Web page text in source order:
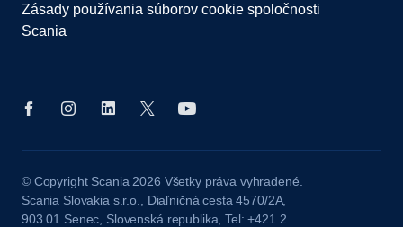
Zásady používania súborov cookie spoločnosti
Scania
© Copyright Scania 2026 Všetky práva vyhradené.
Scania Slovakia s.r.o., Diaľničná cesta 4570/2A,
903 01 Senec, Slovenská republika, Tel: +421 2